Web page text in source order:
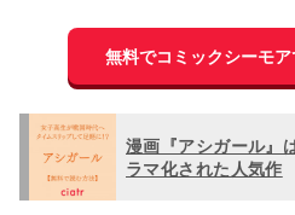
無料でコミックシーモ
漫画『アシガール』
ラマ化された人気作